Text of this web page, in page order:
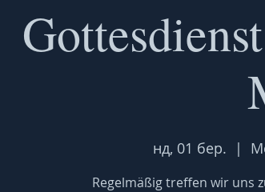
нд, 01 бер.
  |
Regelmäßig treffen wir uns